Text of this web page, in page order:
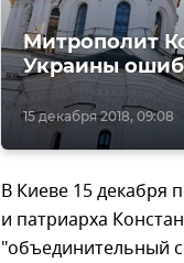
15 декабря 2018, 09:08
Митрополит
Украины
В Киеве 15 декабря
и патриарха
"объединительный